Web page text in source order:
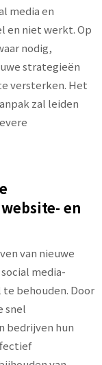
media en
en niet werkt. Op
nodig,
strategieën
versterken. Het
zal leiden
en
van nieuwe
media-
behouden. Door
snel
bedrijven hun